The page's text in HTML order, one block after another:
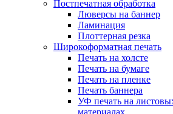
Постпечатная обработка
Люверсы на баннер
Ламинация
Плоттерная резка
Широкоформатная печать
Печать на холсте
Печать на бумаге
Печать на пленке
Печать баннера
УФ печать на
материалах